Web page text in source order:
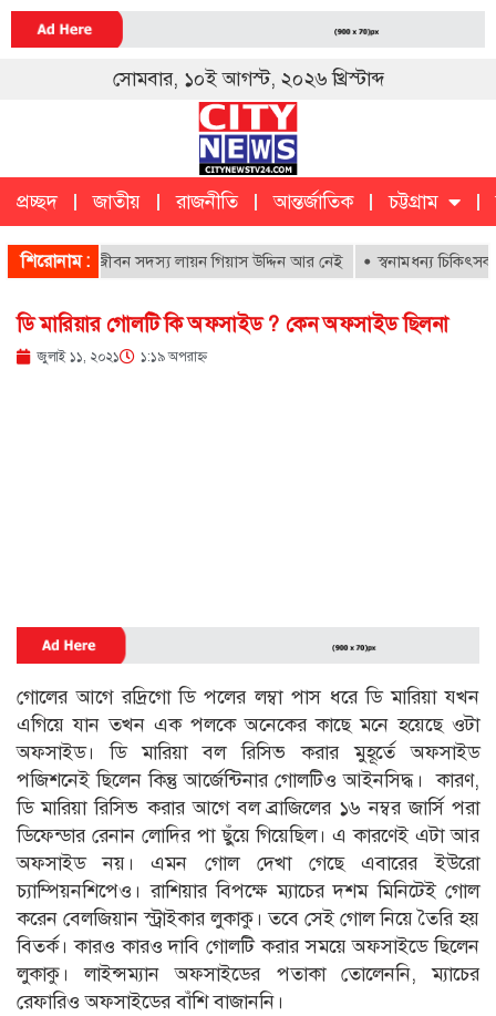
সোমবার, ১০ই আগস্ট, ২০২৬ খ্রিস্টাব্দ
প্রচ্ছদ জাতীয় রাজনীতি আন্তর্জাতিক চট্টগ্রাম
চট্টগ্রাম
শিরোনাম :আজীবন সদস্য লায়ন গিয়াস উদ্দিন আর নেই স্বনামধন্য
ডি মারিয়ার গোলটি কি অফসাইড ? কেন অফসাইড ছিলনা
জুলাই ১১, ২০২১ ১:১৯ অপরাহ্ণ
গোলের আগে রদ্রিগো ডি পলের লম্বা পাস ধরে ডি মারিয়া যখন
এগিয়ে যান তখন এক পলকে অনেকের কাছে মনে হয়েছে ওটা
অফসাইড। ডি মারিয়া বল রিসিভ করার মুহূর্তে অফসাইড
পজিশনেই ছিলেন কিন্তু আর্জেন্টিনার গোলটিও আইনসিদ্ধ। কারণ,
ডি মারিয়া রিসিভ করার আগে বল ব্রাজিলের ১৬ নম্বর জার্সি পরা
ডিফেন্ডার রেনান লোদির পা ছুঁয়ে গিয়েছিল। এ কারণেই এটা আর
অফসাইড নয়। এমন গোল দেখা গেছে এবারের ইউরো
চ্যাম্পিয়নশিপেও। রাশিয়ার বিপক্ষে ম্যাচের দশম মিনিটেই গোল
করেন বেলজিয়ান স্ট্রাইকার লুকাকু। তবে সেই গোল নিয়ে তৈরি হয়
বিতর্ক। কারও কারও দাবি গোলটি করার সময়ে অফসাইডে ছিলেন
লুকাকু। লাইন্সম্যান অফসাইডের পতাকা তোলেননি, ম্যাচের
রেফারিও অফসাইডের বাঁশি বাজাননি।